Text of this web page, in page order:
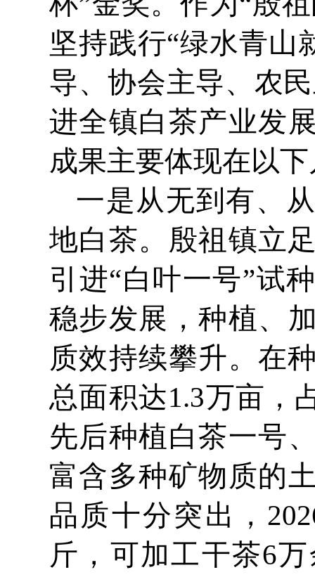
坚持践行“绿水青山
导、协会主导、农
进全镇白茶产业发
成果主要体现在以
一是从无到有、
地白茶。殷祖镇立
引进“白叶一号”试
稳步发展，种植、
质效持续攀升。在
总面积达1.3万亩，
先后种植白茶一号
富含多种矿物质的
品质十分突出，
斤，可加工干茶6